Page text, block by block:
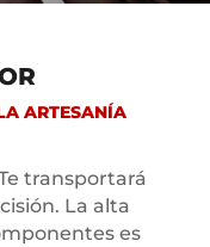
y marcas
ARTESANÍA
transportará
La alta
es